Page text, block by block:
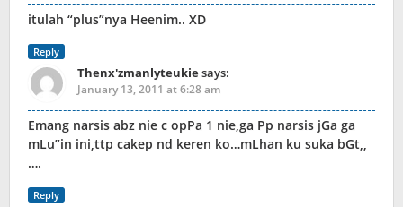
itulah “plus”nya Heenim.. XD
Reply
Thenx'zmanlyteukiesays:
January 13, 2011 at 6:28 am
Emang narsis abz nie c opPa 1 nie,ga Pp narsis jGa ga
mLu”in ini,ttp cakep nd keren ko…mLhan ku suka bGt,,
….
Reply